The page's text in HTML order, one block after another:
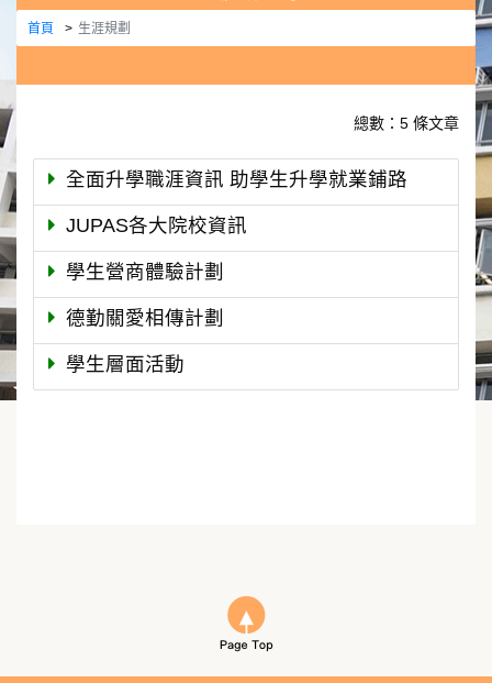
首頁 生涯規劃
總數：5 條文章
全面升學職涯資訊 助學生升學就業鋪路
JUPAS各大院校資訊
學生營商體驗計劃
德勤關愛相傳計劃
學生層面活動